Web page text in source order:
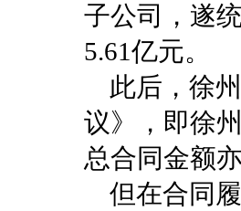
子公司，遂
5.61亿元。
此后，徐
议》，即徐
总合同金额
但在合同